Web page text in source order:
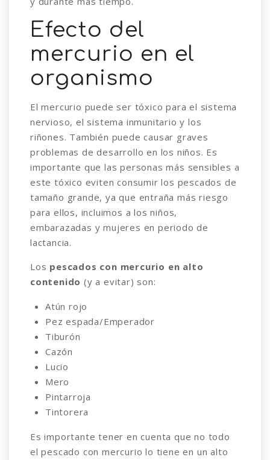
Efecto del
mercurio en el
organismo
El mercurio puede ser tóxico para el sistema
nervioso, el sistema inmunitario y los
riñones. También puede causar graves
problemas de desarrollo en los niños. Es
importante que las personas más sensibles a
este tóxico eviten consumir los pescados de
tamaño grande, ya que entraña más riesgo
para ellos, incluimos a los niños,
embarazadas y mujeres en periodo de
lactancia.
Los pescados con mercurio en alto
contenido (y a evitar) son:
Atún rojo
Pez espada/Emperador
Tiburón
Cazón
Lucio
Mero
Pintarroja
Tintorera
Es importante tener en cuenta que no todo
el pescado con mercurio lo tiene en un alto